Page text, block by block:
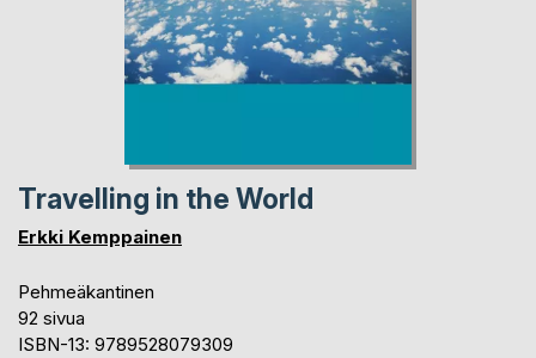
Travelling in the World
Erkki Kemppainen
Pehmeäkantinen
92 sivua
ISBN-13: 9789528079309